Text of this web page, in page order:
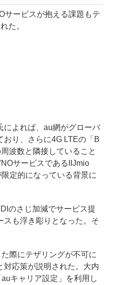
ービスが抱える課題もテ
た。
よれば、au網がグローバ
おり、さらに4G LTEの「B
波数と隣接していること
サービスであるIIJmio
定的になっている背景に
のさじ加減でサービス提
スも浮き彫りとなった。そ
際にテザリングが不可に
対応策が説明された。大内
キャリア設定」を利用し